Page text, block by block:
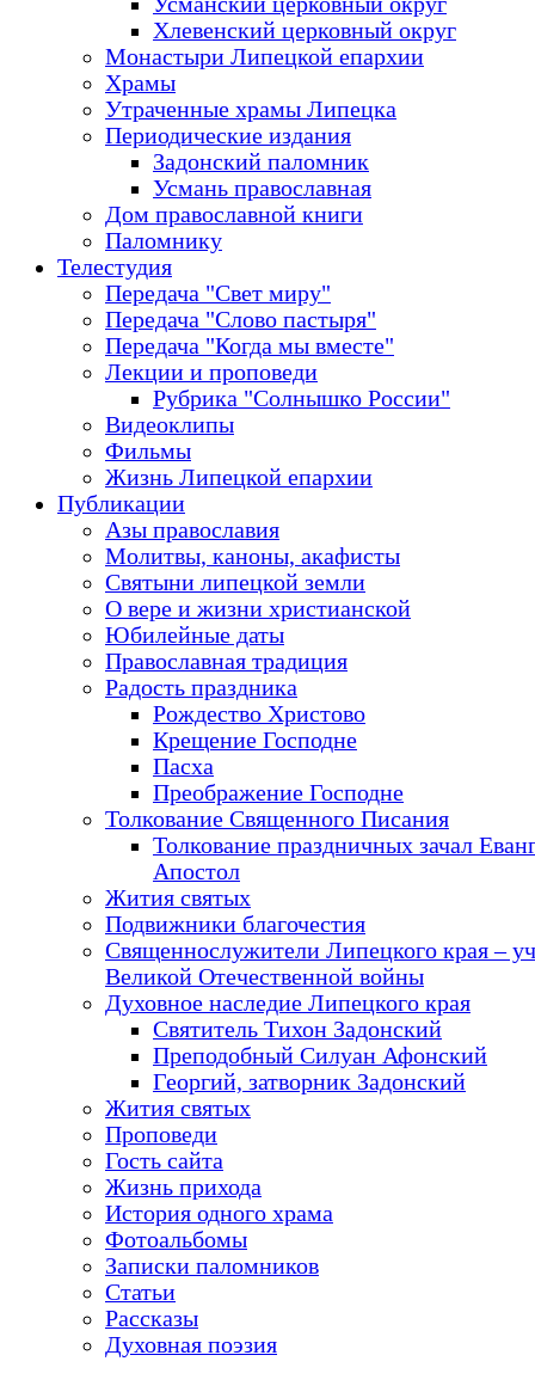
Хлевенский церковный округ
Монастыри Липецкой епархии
Храмы
Утраченные храмы Липецка
Периодические издания
Задонский паломник
Усмань православная
Дом православной книги
Паломнику
Телестудия
Передача "Свет миру"
Передача "Слово пастыря"
Передача "Когда мы вместе"
Лекции и проповеди
Рубрика "Солнышко России"
Видеоклипы
Фильмы
Жизнь Липецкой епархии
Публикации
Азы православия
Молитвы, каноны, акафисты
Святыни липецкой земли
О вере и жизни христианской
Юбилейные даты
Православная традиция
Радость праздника
Рождество Христово
Крещение Господне
Пасха
Преображение Господне
Толкование Священного Писания
Толкование праздничных зачал
Апостол
Жития святых
Подвижники благочестия
Священнослужители Липецкого края –
Великой Отечественной войны
Духовное наследие Липецкого края
Святитель Тихон Задонский
Преподобный Силуан Афонский
Георгий, затворник Задонский
Жития святых
Проповеди
Гость сайта
Жизнь прихода
История одного храма
Фотоальбомы
Записки паломников
Статьи
Рассказы
Духовная поэзия